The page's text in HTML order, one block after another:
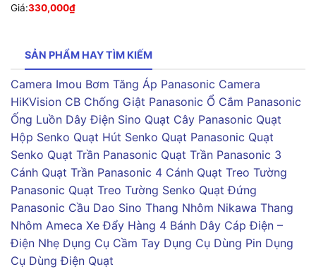
Giá:330,000₫
SẢN PHẨM HAY TÌM KIẾM
Camera Imou Bơm Tăng Áp Panasonic Camera
HiKVision CB Chống Giật Panasonic Ổ Cắm Panasonic
Ống Luồn Dây Điện Sino Quạt Cây Panasonic Quạt
Hộp Senko Quạt Hút Senko Quạt Panasonic Quạt
Senko Quạt Trần Panasonic Quạt Trần Panasonic 3
Cánh Quạt Trần Panasonic 4 Cánh Quạt Treo Tường
Panasonic Quạt Treo Tường Senko Quạt Đứng
Panasonic Cầu Dao Sino Thang Nhôm Nikawa Thang
Nhôm Ameca Xe Đẩy Hàng 4 Bánh Dây Cáp Điện –
Điện Nhẹ Dụng Cụ Cầm Tay Dụng Cụ Dùng Pin Dụng
Cụ Dùng Điện Quạt